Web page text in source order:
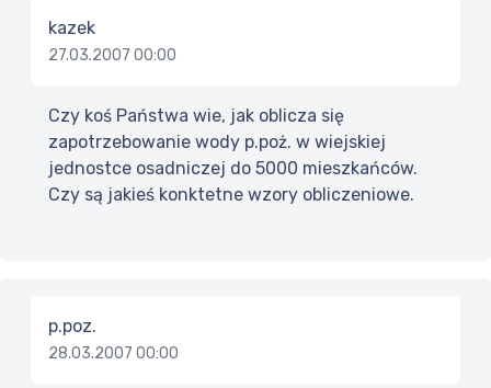
kazek
27.03.2007 00:00
Czy koś Państwa wie, jak oblicza się
zapotrzebowanie wody p.poż. w wiejskiej
jednostce osadniczej do 5000 mieszkańców.
Czy są jakieś konktetne wzory obliczeniowe.
p.poz.
28.03.2007 00:00